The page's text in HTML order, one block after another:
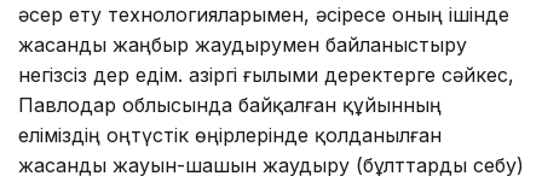
әсер ету технологияларымен, әсіресе оның ішінде
жасанды жаңбыр жаудырумен байланыстыру
негізсіз дер едім. Қазіргі ғылыми деректерге сәйкес,
Павлодар облысында байқалған құйынның
еліміздің оңтүстік өңірлерінде қолданылған
жасанды жауын-шашын жаудыру (бұлттарды себу)